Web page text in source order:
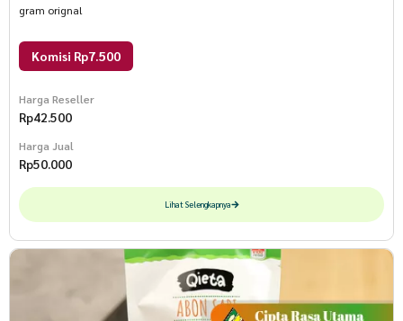
gram orignal
Komisi Rp7.500
Harga Reseller
Rp42.500
Harga Jual
Rp50.000
Lihat Selengkapnya